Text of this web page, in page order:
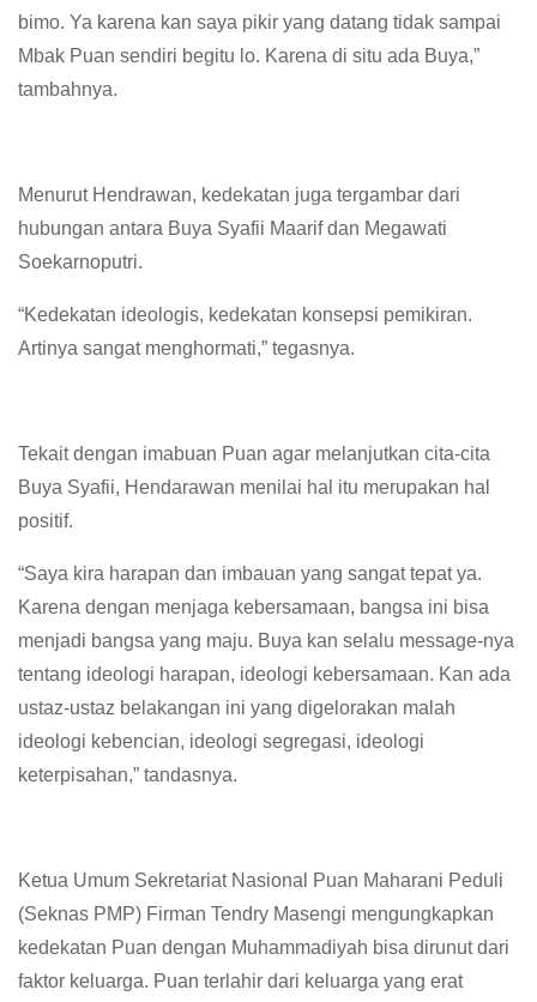
bimo. Ya karena kan saya pikir yang datang tidak sampai
Mbak Puan sendiri begitu lo. Karena di situ ada Buya,”
tambahnya.
Menurut Hendrawan, kedekatan juga tergambar dari
hubungan antara Buya Syafii Maarif dan Megawati
Soekarnoputri.
“Kedekatan ideologis, kedekatan konsepsi pemikiran.
Artinya sangat menghormati,” tegasnya.
Tekait dengan imabuan Puan agar melanjutkan cita-cita
Buya Syafii, Hendarawan menilai hal itu merupakan hal
positif.
“Saya kira harapan dan imbauan yang sangat tepat ya.
Karena dengan menjaga kebersamaan, bangsa ini bisa
menjadi bangsa yang maju. Buya kan selalu message-nya
tentang ideologi harapan, ideologi kebersamaan. Kan ada
ustaz-ustaz belakangan ini yang digelorakan malah
ideologi kebencian, ideologi segregasi, ideologi
keterpisahan,” tandasnya.
Ketua Umum Sekretariat Nasional Puan Maharani Peduli
(Seknas PMP) Firman Tendry Masengi mengungkapkan
kedekatan Puan dengan Muhammadiyah bisa dirunut dari
faktor keluarga. Puan terlahir dari keluarga yang erat